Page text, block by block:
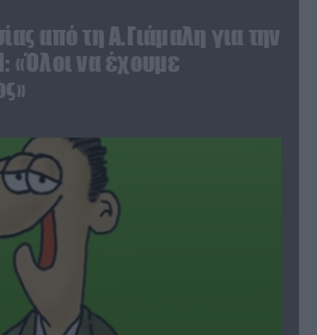
από τη Α.Γιάμαλη για την
«Όλοι να έχουμε